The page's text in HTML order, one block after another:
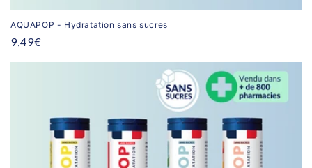
AQUAPOP - Hydratation sans sucres
Prix
9,49€